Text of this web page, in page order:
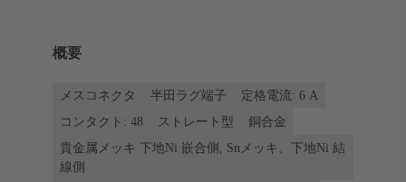
概要
メスコネクタ 半田ラグ端子
定格電流: ‌6 A
コンタクト: 48
ストレート型
銅合金
貴金属メッキ 下地Ni 嵌合側, Snメッキ、下地Ni 結
線側